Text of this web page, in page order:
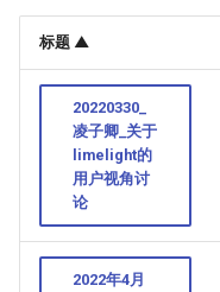
标题 ▲
20220330_
凌子卿_关于
limelight的
用户视角讨
论
2022年4月